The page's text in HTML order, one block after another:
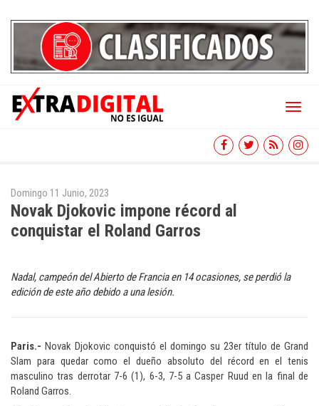
Toggle
Domingo 11 Junio, 2023
Novak Djokovic impone récord al
conquistar el Roland Garros
Nadal, campeón del Abierto de Francia en 14 ocasiones, se perdió la
edición de este año debido a una lesión.
Paris.- Novak Djokovic conquistó el domingo su 23er título de Grand
Slam para quedar como el dueño absoluto del récord en el tenis
masculino tras derrotar 7-6 (1), 6-3, 7-5 a Casper Ruud en la final de
Roland Garros.